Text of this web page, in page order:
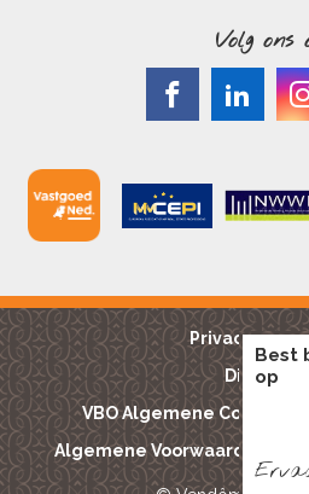
Volg ons
Privacy
Disclaimer
VBO Algemene
Algemene Voorwaarden
Best
op